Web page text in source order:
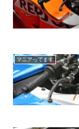
マニアってます